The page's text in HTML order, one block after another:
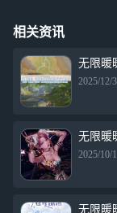
相关资讯
无限暖
2025/12/
无限暖
2025/10/
无限暖